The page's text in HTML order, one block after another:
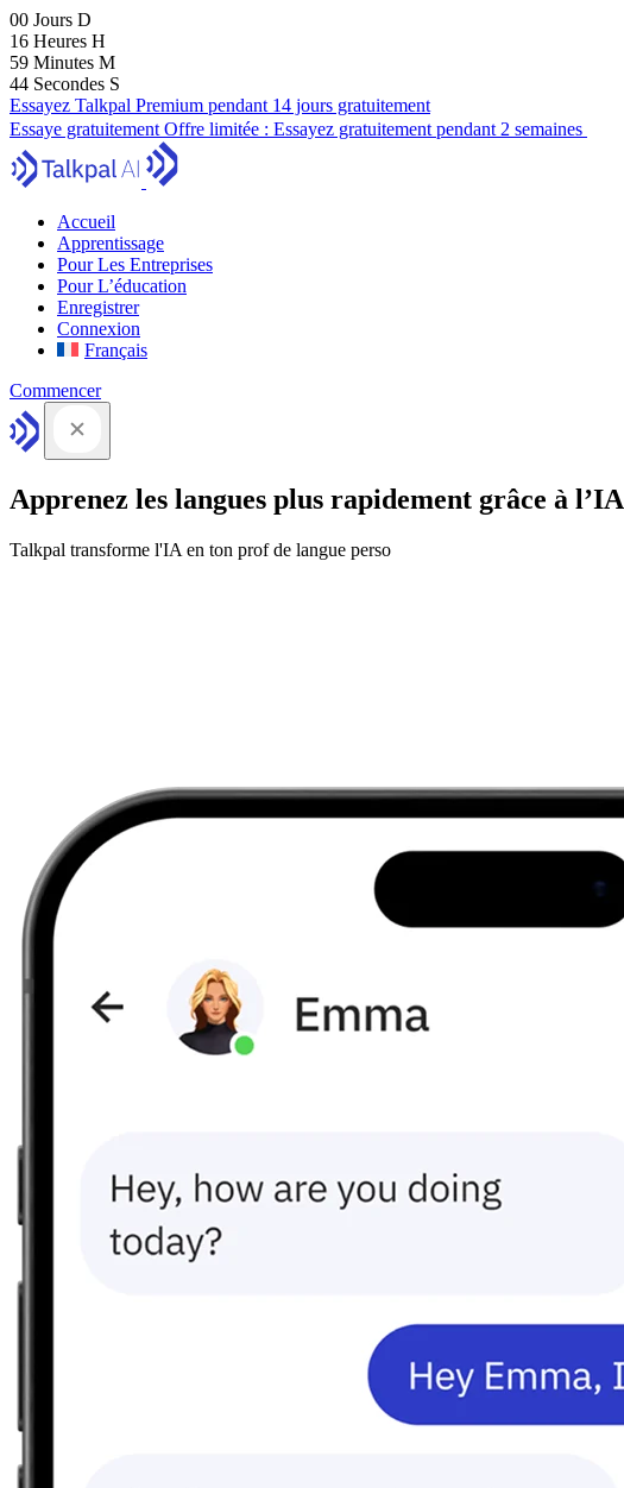
00 Jours D
16 Heures H
59 Minutes M
43 Secondes S
Essayez Talkpal Premium pendant 14 jours gratuitement
Essaye gratuitement Offre limitée : Essayez gratuitement pendant 2 semaines
Accueil
Apprentissage
Pour Les Entreprises
Pour L’éducation
Enregistrer
Connexion
Français
Commencer
Apprenez les langues plus rapidement grâce à l’IA
Talkpal transforme l'IA en ton prof de langue perso